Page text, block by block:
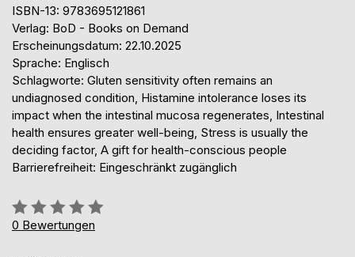
ISBN-13: 9783695121861
Verlag: BoD - Books on Demand
Erscheinungsdatum: 22.10.2025
Sprache: Englisch
Schlagworte: Gluten sensitivity often remains an
undiagnosed condition, Histamine intolerance loses its
impact when the intestinal mucosa regenerates, Intestinal
health ensures greater well-being, Stress is usually the
deciding factor, A gift for health-conscious people
Barrierefreiheit: Eingeschränkt zugänglich
Bewertung::
0%
0 Bewertungen